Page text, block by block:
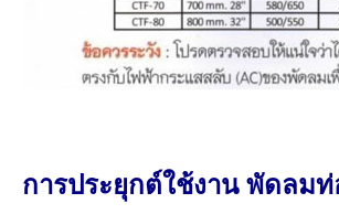
การประยุกต์ใช้งาน พัดลม